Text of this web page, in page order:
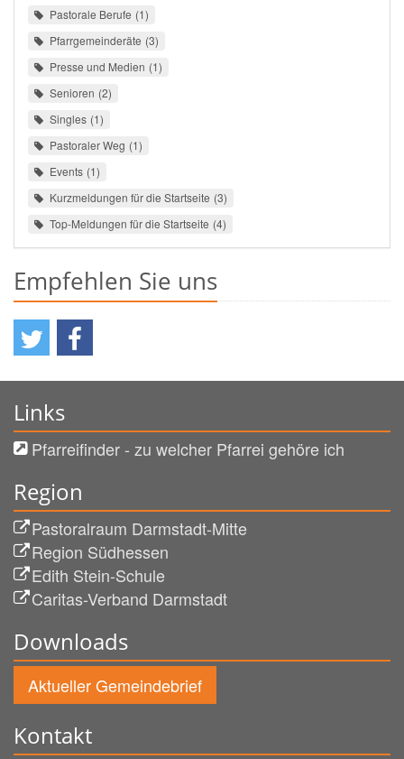
Pastorale Berufe 1
Pfarrgemeinderäte 3
Presse und Medien 1
Senioren 2
Singles 1
Pastoraler Weg 1
Events 1
Kurzmeldungen für die Startseite 3
Top-Meldungen für die Startseite 4
Empfehlen Sie uns
Links
Pfarreifinder - zu welcher Pfarrei gehöre ich
Region
Pastoralraum Darmstadt-Mitte
Region Südhessen
Edith Stein-Schule
Caritas-Verband Darmstadt
Downloads
Aktueller Gemeindebrief
Kontakt